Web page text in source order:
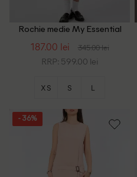
Rochie medie My Essential
187.00 lei 345.00 lei
RRP: 599.00 lei
XS S L
- 36%